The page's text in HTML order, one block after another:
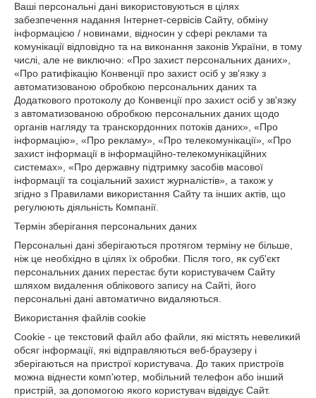
Ваші персональні дані використовуються в цілях
забезпечення надання Інтернет-сервісів Сайту, обміну
інформацією / новинами, відносин у сфері реклами та
комунікації відповідно та на виконання законів України, в тому
числі, але не виключно: «Про захист персональних даних»,
«Про ратифікацію Конвенції про захист осіб у зв'язку з
автоматизованою обробкою персональних даних та
Додаткового протоколу до Конвенції про захист осіб у зв'язку
з автоматизованою обробкою персональних даних щодо
органів нагляду та транскордонних потоків даних», «Про
інформацію», «Про рекламу», «Про телекомунікації», «Про
захист інформації в інформаційно-телекомунікаційних
системах», «Про державну підтримку засобів масової
інформації та соціальний захист журналістів», а також у
згідно з Правилами використання Сайту та інших актів, що
регулюють діяльність Компанії.
Термін зберігання персональних даних
Персональні дані зберігаються протягом терміну не більше,
ніж це необхідно в цілях їх обробки. Після того, як суб'єкт
персональних даних перестає бути користувачем Сайту
шляхом видалення облікового запису на Сайті, його
персональні дані автоматично видаляються.
Використання файлів cookie
Cookie - це текстовий файл або файли, які містять невеликий
обсяг інформації, які відправляються веб-браузеру і
зберігаються на пристрої користувача. До таких пристроїв
можна віднести комп'ютер, мобільний телефон або інший
пристрій, за допомогою якого користувач відвідує Сайт.